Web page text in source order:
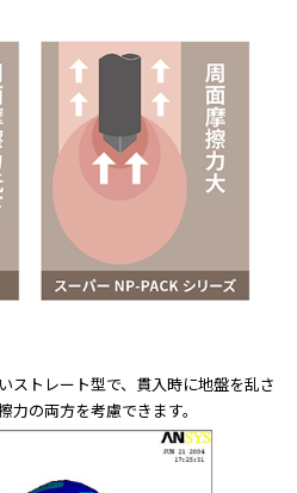
ストレート型で、貫入時に地盤を乱さ
の両方を考慮できます。